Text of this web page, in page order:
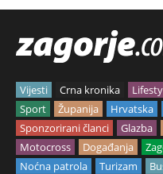
Vijesti Crna kronika
Sport
Županija Hrvatska
Sponzorirani članci
Glazba
Motocross
Događanja
Noćna patrola
Turizam